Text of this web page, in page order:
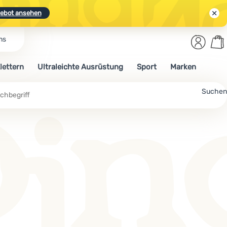
ansehen
ansehen
Suchen
Anmelden
Ultraleichte Ausrüstung Sport Marken